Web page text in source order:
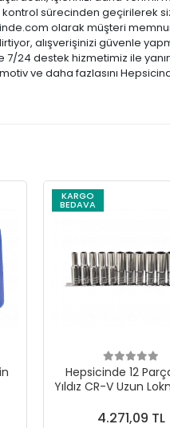
sürecinden geçirilerek
olarak müşteri
alışverişinizi güvenle
destek hizmetimiz ile
ve daha fazlasını
KARGO
BEDAVA
Hepsicinde 12
Yıldız CR-V Uzun
4.271,09 TL